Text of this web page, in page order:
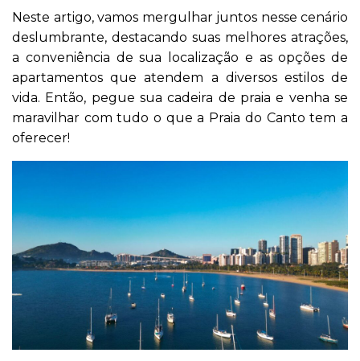
Neste artigo, vamos mergulhar juntos nesse cenário
deslumbrante, destacando suas melhores atrações,
a conveniência de sua localização e as opções de
apartamentos que atendem a diversos estilos de
vida. Então, pegue sua cadeira de praia e venha se
maravilhar com tudo o que a Praia do Canto tem a
oferecer!